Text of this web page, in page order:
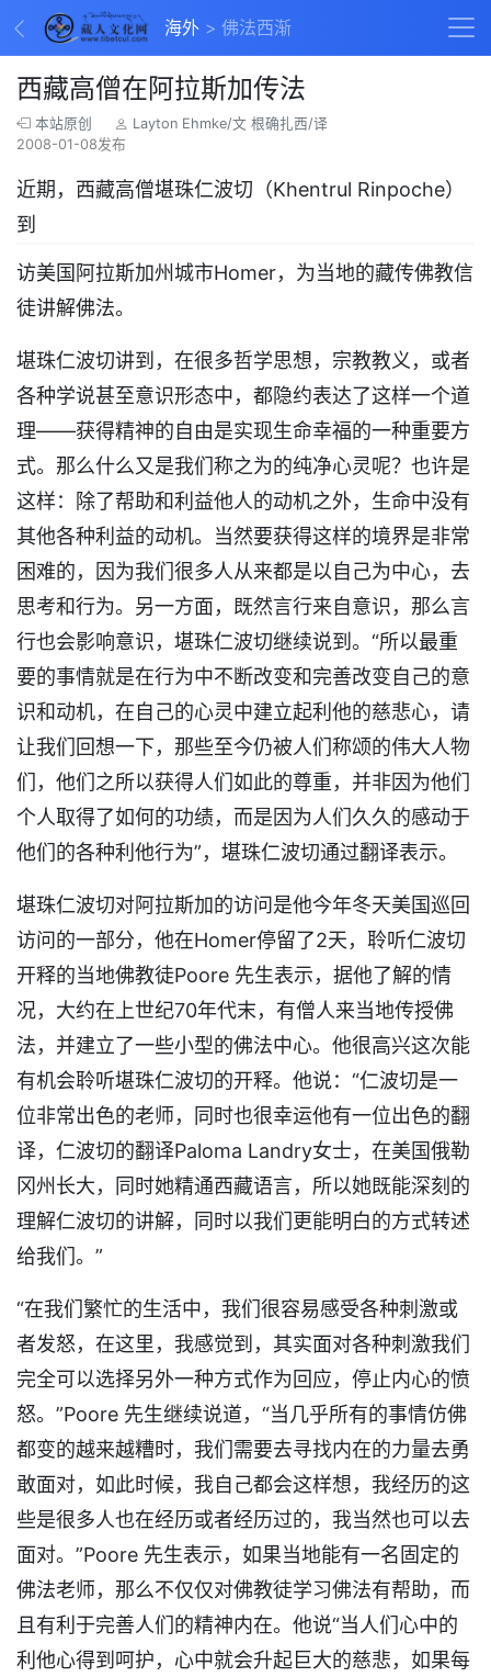
海外 佛法西渐
西藏高僧在阿拉斯加传法
本站原创
Layton Ehmke/文 根确扎西/译
2008-01-08发布
近期，西藏高僧堪珠仁波切（Khentrul Rinpoche）
到
访美国阿拉斯加州城市Homer，为当地的藏传佛教信
徒讲解佛法。
堪珠仁波切讲到，在很多哲学思想，宗教教义，或者
各种学说甚至意识形态中，都隐约表达了这样一个道
理——获得精神的自由是实现生命幸福的一种重要方
式。那么什么又是我们称之为的纯净心灵呢？也许是
这样：除了帮助和利益他人的动机之外，生命中没有
其他各种利益的动机。当然要获得这样的境界是非常
困难的，因为我们很多人从来都是以自己为中心，去
思考和行为。另一方面，既然言行来自意识，那么言
行也会影响意识，堪珠仁波切继续说到。“所以最重
要的事情就是在行为中不断改变和完善改变自己的意
识和动机，在自己的心灵中建立起利他的慈悲心，请
让我们回想一下，那些至今仍被人们称颂的伟大人物
们，他们之所以获得人们如此的尊重，并非因为他们
个人取得了如何的功绩，而是因为人们久久的感动于
他们的各种利他行为”，堪珠仁波切通过翻译表示。
堪珠仁波切对阿拉斯加的访问是他今年冬天美国巡回
访问的一部分，他在Homer停留了2天，聆听仁波切
开释的当地佛教徒Poore 先生表示，据他了解的情
况，大约在上世纪70年代末，有僧人来当地传授佛
法，并建立了一些小型的佛法中心。他很高兴这次能
有机会聆听堪珠仁波切的开释。他说：“仁波切是一
位非常出色的老师，同时也很幸运他有一位出色的翻
译，仁波切的翻译Paloma Landry女士，在美国俄勒
冈州长大，同时她精通西藏语言，所以她既能深刻的
理解仁波切的讲解，同时以我们更能明白的方式转述
给我们。”
“在我们繁忙的生活中，我们很容易感受各种刺激或
者发怒，在这里，我感觉到，其实面对各种刺激我们
完全可以选择另外一种方式作为回应，停止内心的愤
怒。”Poore 先生继续说道，“当几乎所有的事情仿佛
都变的越来越糟时，我们需要去寻找内在的力量去勇
敢面对，如此时候，我自己都会这样想，我经历的这
些是很多人也在经历或者经历过的，我当然也可以去
面对。”Poore 先生表示，如果当地能有一名固定的
佛法老师，那么不仅仅对佛教徒学习佛法有帮助，而
且有利于完善人们的精神内在。他说“当人们心中的
利他心得到呵护，心中就会升起巨大的慈悲，如果每